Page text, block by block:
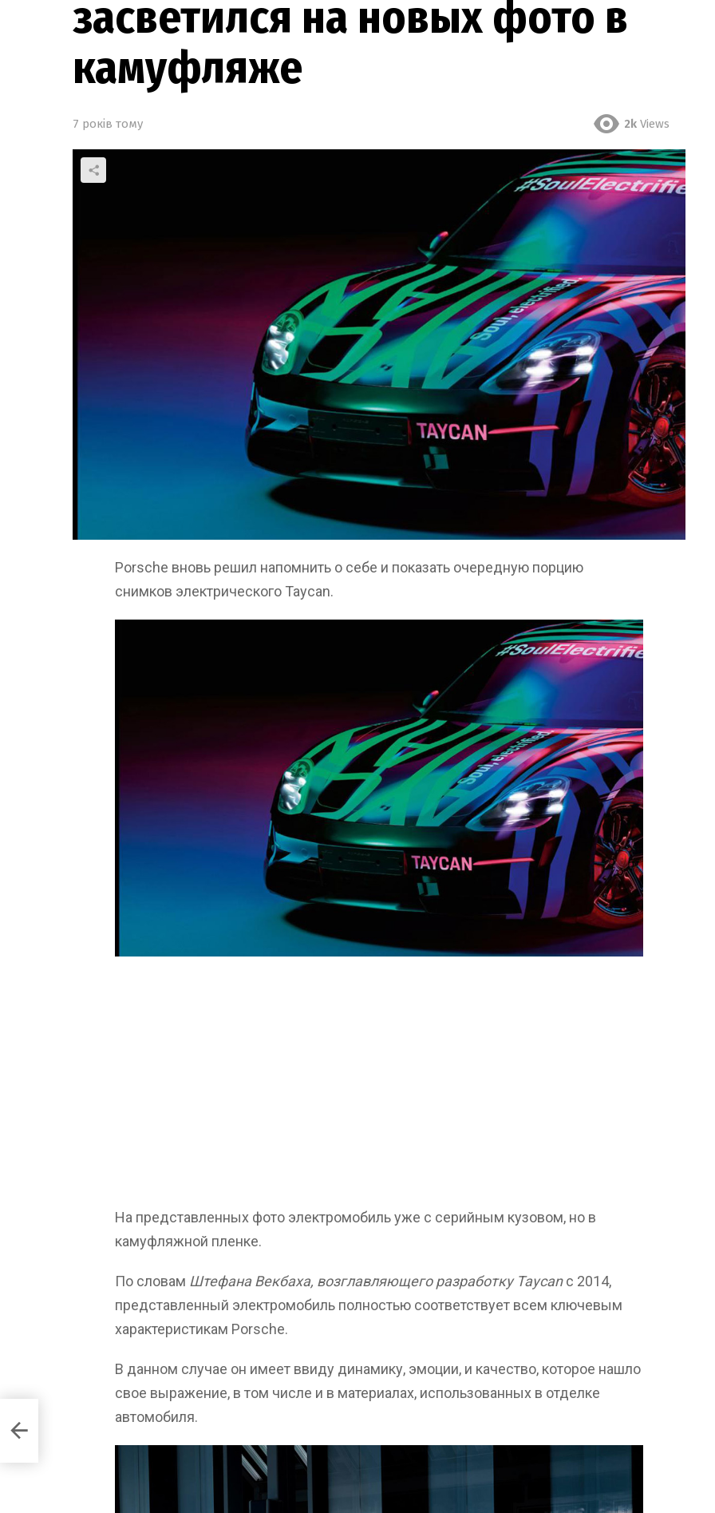
засветился на новых фото в
камуфляже
7 років тому 2k Views
Porsche вновь решил напомнить о себе и показать очередную порцию
снимков электрического Taycan.
На представленных фото электромобиль уже с серийным кузовом, но в
камуфляжной пленке.
По словам Штефана Векбаха, возглавляющего разработку Taycanс 2014,
представленный электромобиль полностью соответствует всем ключевым
характеристикам Porsche.
В данном случае он имеет ввиду динамику, эмоции, и качество, которое нашло
свое выражение, в том числе и в материалах, использованных в отделке
автомобиля.